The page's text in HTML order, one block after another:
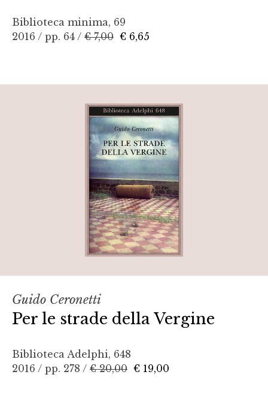
Biblioteca minima, 69
2016 / pp. 64 / € 7,00 € 6,65
Guido Ceronetti
Per le strade della Vergine
Biblioteca Adelphi, 648
2016 / pp. 278 / € 20,00 € 19,00